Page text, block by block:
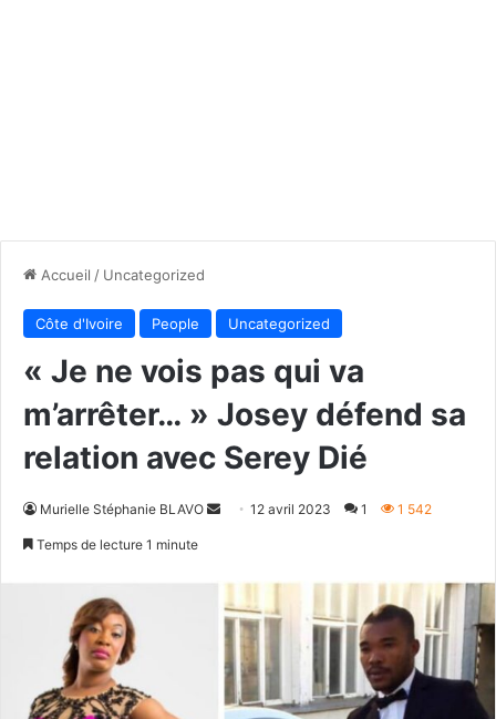
Accueil / Uncategorized
Côte d'Ivoire People Uncategorized
« Je ne vois pas qui va
m’arrêter… » Josey défend sa
relation avec Serey Dié
Murielle Stéphanie BLAVO
Envoyer12 avril 2023 1 1 542
Temps de lecture 1 minute